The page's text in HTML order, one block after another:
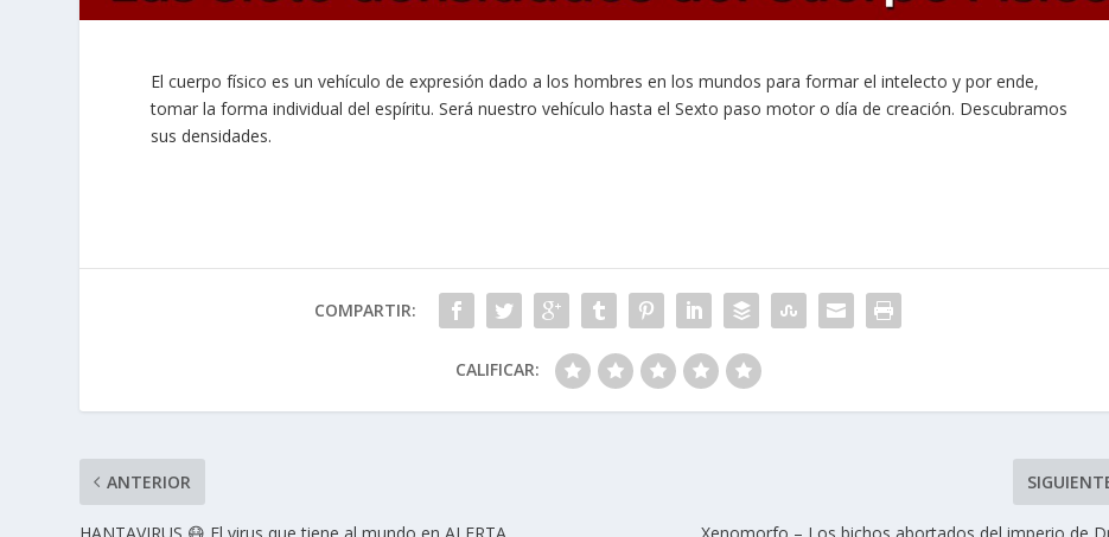
El cuerpo físico es un vehículo de expresión dado a los hombres en los mundos para formar el intelecto y por ende,
tomar la forma individual del espíritu. Será nuestro vehículo hasta el Sexto paso motor o día de creación. Descubramos
sus densidades.
COMPARTIR:
CALIFICAR:
ANTERIOR